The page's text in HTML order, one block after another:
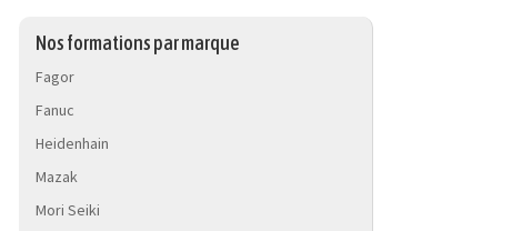
Nos formations par marque
Fagor
Fanuc
Heidenhain
Mazak
Mori Seiki